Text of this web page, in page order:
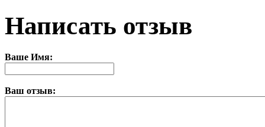
Написать отзыв
Ваше Имя:
Ваш отзыв: